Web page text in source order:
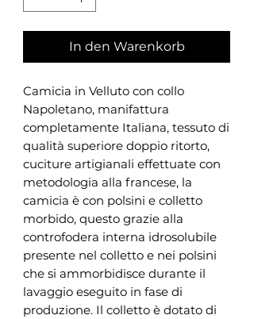
In den Warenkorb
Camicia in Velluto con collo
Napoletano, manifattura
completamente Italiana, tessuto di
qualità superiore doppio ritorto,
cuciture artigianali effettuate con
metodologia alla francese, la
camicia è con polsini e colletto
morbido, questo grazie alla
controfodera interna idrosolubile
presente nel colletto e nei polsini
che si ammorbidisce durante il
lavaggio eseguito in fase di
produzione. Il colletto è dotato di